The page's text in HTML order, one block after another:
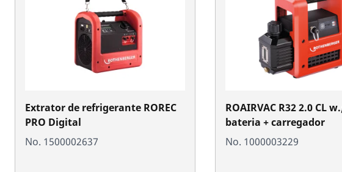
Extrator de refrigerante ROREC
PRO Digital
No. 1500002637
ROAIRVAC R32 2.0 CL
bateria + carregador
No. 1000003229